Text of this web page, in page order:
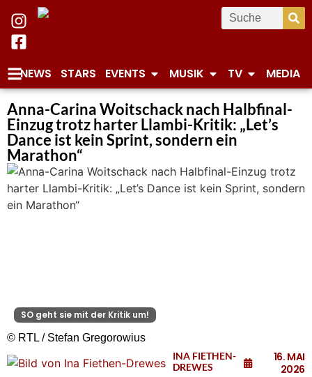
NEWS STARS EVENTS MUSIK TV MEDIA
Anna-Carina Woitschack nach Halbfinal-
Einzug trotz harter Llambi-Kritik: „Let’s
Dance ist kein Sprint, sondern ein
Marathon“
SO geht sie mit der Kritik um!
© RTL / Stefan Gregorowius
INA FIETHEN-
DREWES
16. MAI
2026